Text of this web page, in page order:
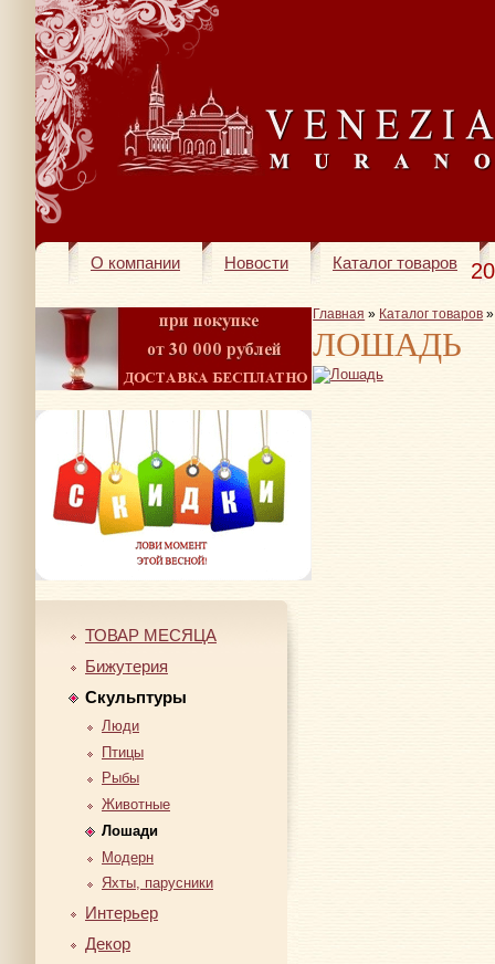
О компании Новости Каталог товаров
ТОВАР МЕСЯЦА
Бижутерия
Скульптуры
Люди
Птицы
Рыбы
Животные
Лошади
Модерн
Яхты, парусники
Интерьер
Декор
Главная » Каталог товаров
ЛОШАДЬ